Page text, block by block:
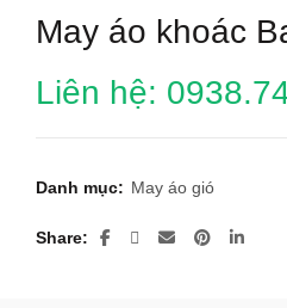
May áo khoác
Liên hệ:
Danh mục: May áo gió
Share